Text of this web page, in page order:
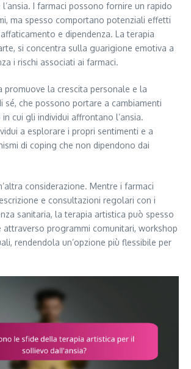
I farmaci possono fornire un rapido
ma spesso comportano potenziali effetti
e dipendenza. La terapia
si concentra sulla guarigione emotiva a
i rischi associati ai farmaci.
promuove la crescita personale e la
sé, che possono portare a cambiamenti
cui gli individui affrontano l’ansia.
a esplorare i propri sentimenti e a
di coping che non dipendono dai
considerazione. Mentre i farmaci
e consultazioni regolari con i
sanitaria, la terapia artistica può spesso
attraverso programmi comunitari, workshop
rendendola un’opzione più flessibile per